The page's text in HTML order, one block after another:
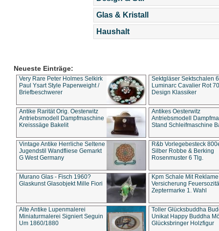
Glas & Kristall
Haushalt
Neueste Einträge:
Very Rare Peter Holmes Selkirk
Paul Ysart Style Paperweight /
Briefbeschwerer
Sektgläser Sektschalen
Luminarc Cavalier Rot
Design Klassiker
Antike Rarität Orig. Oesterwitz
Antriebsmodell Dampfmaschine
Kreisssäge Bakelit
Antikes Oesterwitz
Antriebsmodell
Stand Schleifmaschine
Vintage Antike Herrliche Seltene
Jugendstil Wandfliese Gemarkt
G West Germany
R&b Vorlegebesteck
Silber Robbe & Berking
Rosenmuster 6 Tlg.
Murano Glas - Fisch 1960?
Glaskunst Glasobjekt Mille Fiori
Kpm Schale Mit Reklame
Versicherung
Zeptermarke 1. Wahl
Alte Antike Lupenmalerei
Miniaturmalerei Signiert Seguin
Um 1860/1880
Toller Glücksbuddha
Unikat Happy Buddha
Glücksbringer Holzfigur